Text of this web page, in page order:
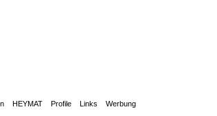
HEYMAT Profile Links Werbung